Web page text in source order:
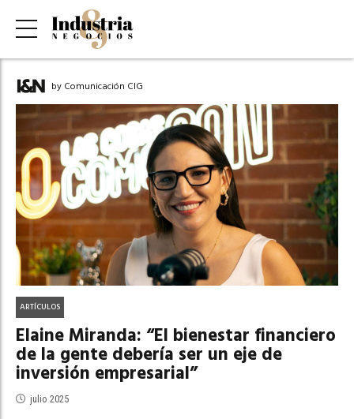
by Comunicación CIG
ARTÍCULOS
Elaine Miranda: “El bienestar financiero
de la gente debería ser un eje de
inversión empresarial”
julio 2025